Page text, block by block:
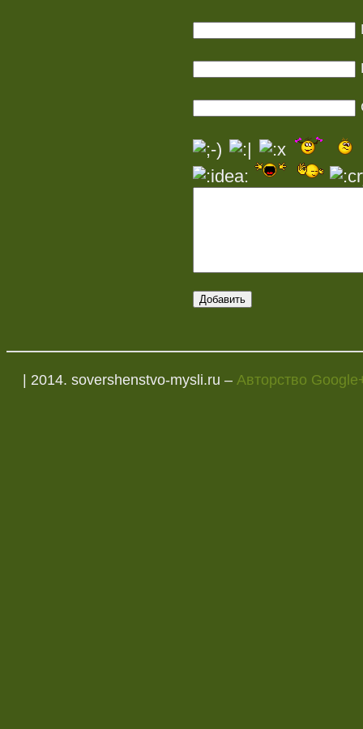
| 2014. sovershenstvo-mysli.ru – Авторство